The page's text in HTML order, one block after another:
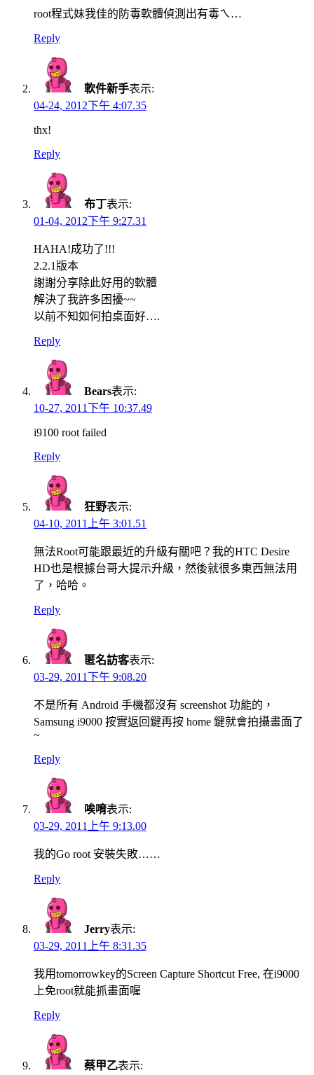
root程式妹我佳的防毒軟體偵測出有毒ㄟ…
Reply
軟件新手表示:
04-24, 2012下午 4:07.35
thx!
Reply
布丁表示:
01-04, 2012下午 9:27.31
HAHA!成功了!!!
2.2.1版本
謝謝分享除此好用的軟體
解決了我許多困擾~~
以前不知如何拍桌面好….
Reply
Bears表示:
10-27, 2011下午 10:37.49
i9100 root failed
Reply
狂野表示:
04-10, 2011上午 3:01.51
無法Root可能跟最近的升級有關吧？我的HTC Desire
HD也是根據台哥大提示升級，然後就很多東西無法用
了，哈哈。
Reply
匿名訪客表示:
03-29, 2011下午 9:08.20
不是所有 Android 手機都沒有 screenshot 功能的，
Samsung i9000 按實返回鍵再按 home 鍵就會拍攝畫面了
~
Reply
唉唷表示:
03-29, 2011上午 9:13.00
我的Go root 安裝失敗……
Reply
Jerry表示:
03-29, 2011上午 8:31.35
我用tomorrowkey的Screen Capture Shortcut Free, 在i9000
上免root就能抓畫面喔
Reply
蔡甲乙表示: